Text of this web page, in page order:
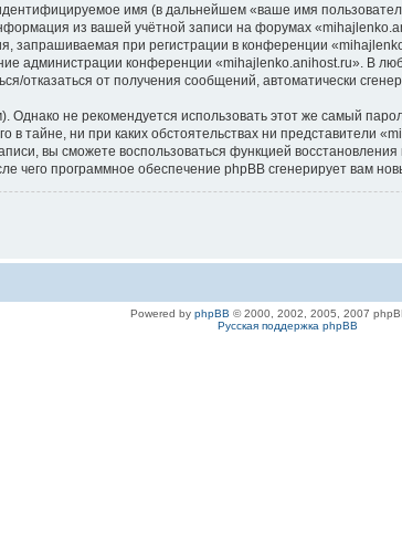
имя (в дальнейшем «ваше имя
из вашей учётной записи на форумах
запрашиваемая при регистрации в конференции
администрации конференции «mihajlenko.anihost.ru». В
отказаться от получения сообщений, автоматически
не рекомендуется использовать этот же самый
тайне, ни при каких обстоятельствах ни представители
вы сможете воспользоваться функцией
чего программное обеспечение phpBB сгенерирует вам
Powered by phpBB © 2000, 2002, 2005, 2007
Русская поддержка phpBB